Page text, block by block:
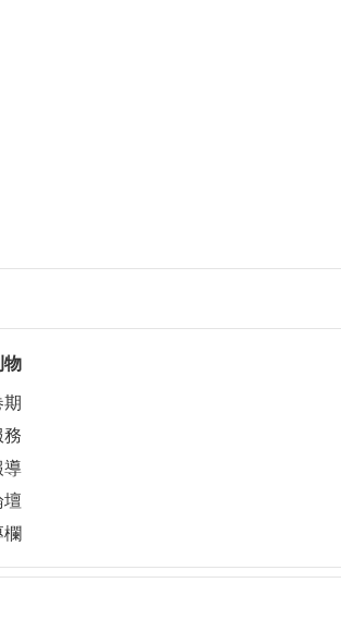
物
務
導
壇
欄